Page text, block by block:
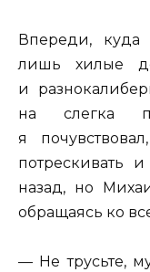
Впереди, куда
лишь хилые
и
на слегка
я
потрескивать
назад, но
обращаясь ко
— Не трусьте,